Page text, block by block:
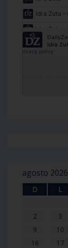
agosto 2026
D L
2
3
9
10
16
17